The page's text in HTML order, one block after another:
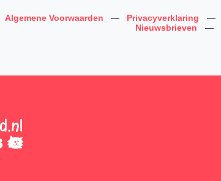
Algemene Voorwaarden — Privacyverklaring —
Nieuwsbrieven
—